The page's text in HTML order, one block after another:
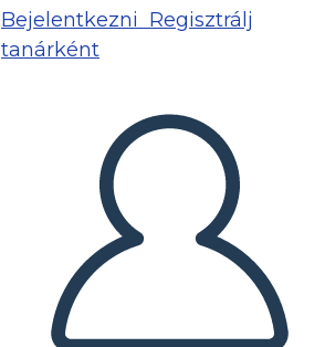
Bejelentkezni Regisztrálj
tanárként